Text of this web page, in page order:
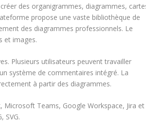
des organigrammes, diagrammes,
propose une vaste bibliothèque de
des diagrammes professionnels. Le
et images.
Plusieurs utilisateurs peuvent travailler
système de commentaires intégré. La
à partir des diagrammes.
Microsoft Teams, Google Workspace, Jira et
SVG.